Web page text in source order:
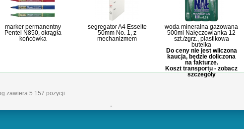
marker permanentny
Pentel N850, okrągła
końcówka
segregator A4 Esselte
50mm No. 1, z
mechanizmem
woda mineralna gazowana
500ml Nałęczowianka 12
szt./zgrz., plastikowa
butelka
Do ceny nie jest wliczona
kaucja, będzie doliczona
na fakturze.
Koszt transportu - zobacz
szczegóły
zawiera 5 157 pozycji
'